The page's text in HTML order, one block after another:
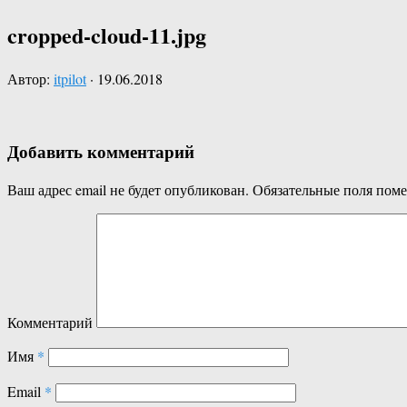
cropped-cloud-11.jpg
Автор: itpilot · 19.06.2018
Добавить комментарий
Ваш адрес email не будет опубликован. Обязательные поля
Комментарий
Имя *
Email *